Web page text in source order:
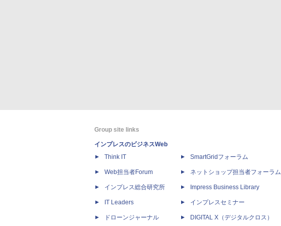
Group site links
インプレスのビジネスWeb
Think IT
Web担当者Forum
インプレス総合研究所
IT Leaders
ドローンジャーナル
SmartGridフォーラム
ネットショップ担当者フォーラム
Impress Business Library
インプレスセミナー
DIGITAL X（デジタルクロス）